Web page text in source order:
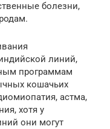
болезни,
линий,
программам
кошачьих
астма,
хотя у
они могут